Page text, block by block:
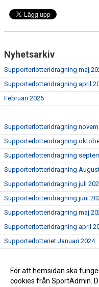
Nyhetsarkiv
Supporterlotteridragning maj
Supporterlotteridragning april
Februari 2025
Supporterlotteridragning
Supporterlotteridragning
Supporterlotteridragning
Supporterlotteridragning
Supporterlotteridragning juli
Supporterlotteridragning juni
Supporterlotteridragning maj
Supporterlotteridragning april
Supporterlotteriet Januari 2024
Oktober 2023
September 2023
För att hemsidan ska
cookies från SportAdmin.